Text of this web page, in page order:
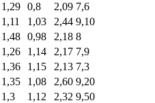
1,29 0,8 2,09 7,6
1,11 1,03 2,44 9,10
1,48 0,98 2,18 8
1,26 1,14 2,17 7,9
1,36 1,15 2,13 7,3
1,35 1,08 2,60 9,20
1,3 1,12 2,32 9,50